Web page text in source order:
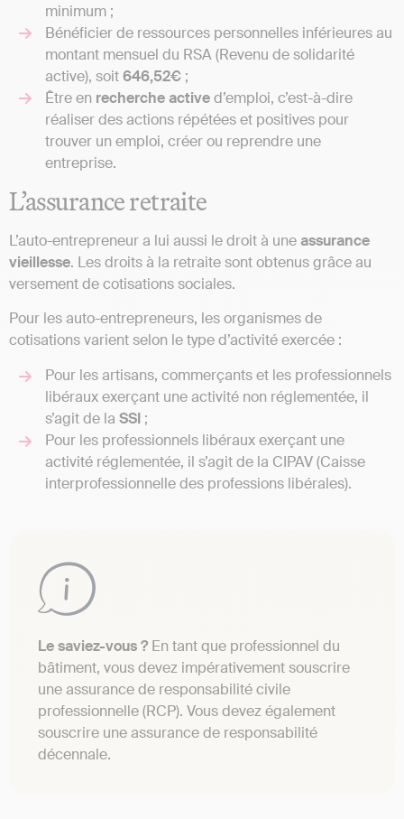
minimum ;
Bénéficier de ressources personnelles inférieures au
montant mensuel du RSA (Revenu de solidarité
active), soit646,52€ ;
Être en recherche actived’emploi, c’est-à-dire
réaliser des actions répétées et positives pour
trouver un emploi, créer ou reprendre une
entreprise.
L’assurance retraite
L’auto-entrepreneur a lui aussi le droit à uneassurance
vieillesse. Les droits à la retraite sont obtenus grâce au
versement de cotisations sociales.
Pour les auto-entrepreneurs, les organismes de
cotisations varient selon le type d’activité exercée :
Pour les artisans, commerçants et les professionnels
libéraux exerçant une activité non réglementée, il
s’agit de la SSI ;
Pour les professionnels libéraux exerçant une
activité réglementée, il s’agit de la CIPAV (Caisse
interprofessionnelle des professions libérales).
Le saviez-vous ? En tant que professionnel du
bâtiment, vous devez impérativement souscrire
une assurance de responsabilité civile
professionnelle (RCP). Vous devez également
souscrire une assurance de responsabilité
décennale.